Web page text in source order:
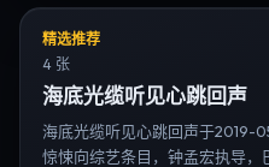
精选推荐
4 张
海底光缆听见心跳回声
海底光缆听见心跳回声于2019-
惊悚向综艺条目，钟孟宏执导，